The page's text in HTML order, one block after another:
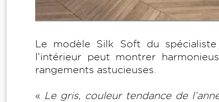
Le modèle Silk Soft du
l’intérieur peut montrer
rangements astucieuses.
« Le gris, couleur tendance de